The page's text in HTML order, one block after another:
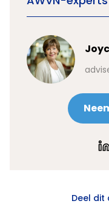
Deel dit